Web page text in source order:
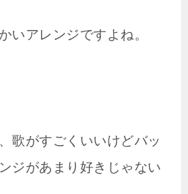
いアレンジですよね。
歌がすごくいいけどバッ
ジがあまり好きじゃない